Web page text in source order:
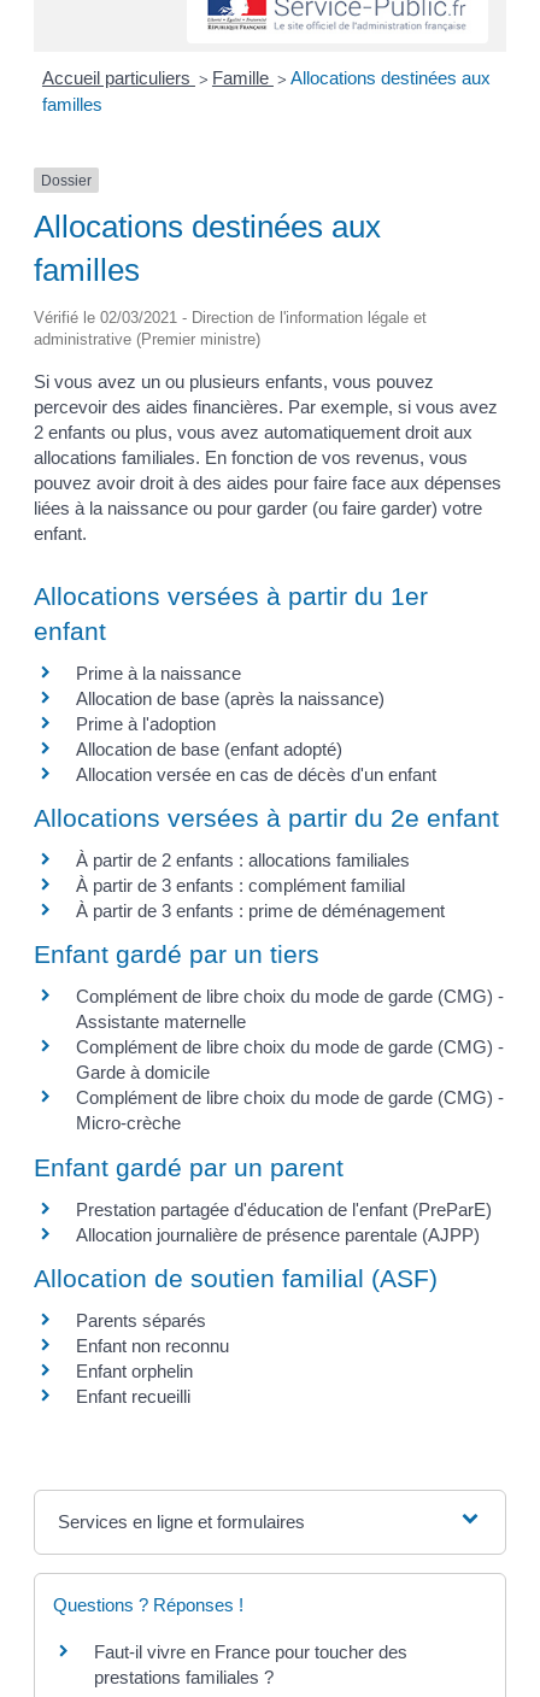
Accueil particuliers > Famille > Allocations destinées aux
familles
Dossier
Allocations destinées aux
familles
Vérifié le 02/03/2021 - Direction de l'information légale et
administrative (Premier ministre)
Si vous avez un ou plusieurs enfants, vous pouvez
percevoir des aides financières. Par exemple, si vous avez
2 enfants ou plus, vous avez automatiquement droit aux
allocations familiales. En fonction de vos revenus, vous
pouvez avoir droit à des aides pour faire face aux dépenses
liées à la naissance ou pour garder (ou faire garder) votre
enfant.
Allocations versées à partir du 1er
enfant
Prime à la naissance
Allocation de base (après la naissance)
Prime à l'adoption
Allocation de base (enfant adopté)
Allocation versée en cas de décès d'un enfant
Allocations versées à partir du 2e enfant
À partir de 2 enfants : allocations familiales
À partir de 3 enfants : complément familial
À partir de 3 enfants : prime de déménagement
Enfant gardé par un tiers
Complément de libre choix du mode de garde (CMG) -
Assistante maternelle
Complément de libre choix du mode de garde (CMG) -
Garde à domicile
Complément de libre choix du mode de garde (CMG) -
Micro-crèche
Enfant gardé par un parent
Prestation partagée d'éducation de l'enfant (PreParE)
Allocation journalière de présence parentale (AJPP)
Allocation de soutien familial (ASF)
Parents séparés
Enfant non reconnu
Enfant orphelin
Enfant recueilli
Services en ligne et formulaires
Questions ? Réponses !
Faut-il vivre en France pour toucher des
prestations familiales ?